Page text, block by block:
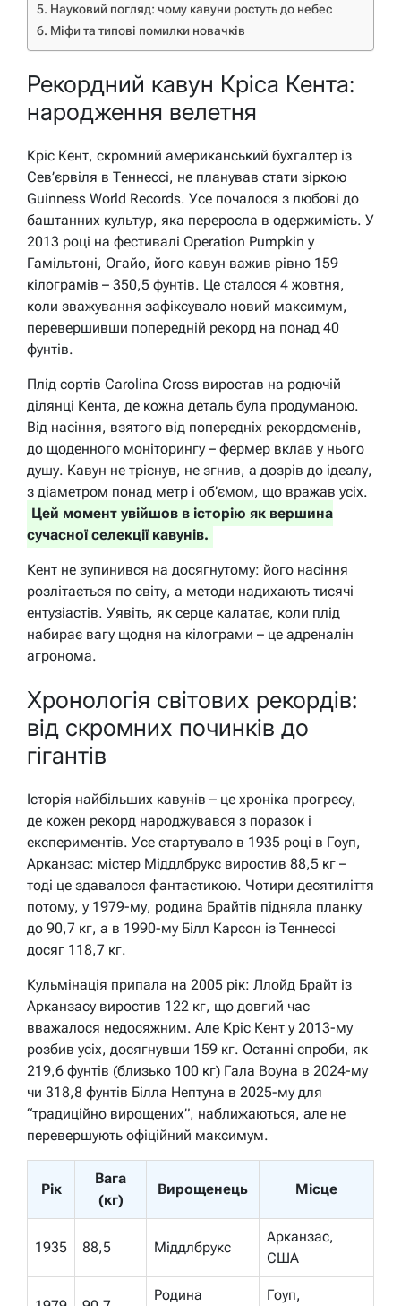
Науковий погляд: чому кавуни ростуть до небес
Міфи та типові помилки новачків
Рекордний кавун Кріса Кента:
народження велетня
Кріс Кент, скромний американський бухгалтер із
Сев’єрвіля в Теннессі, не планував стати зіркою
Guinness World Records. Усе почалося з любові до
баштанних культур, яка переросла в одержимість. У
2013 році на фестивалі Operation Pumpkin у
Гамільтоні, Огайо, його кавун важив рівно 159
кілограмів – 350,5 фунтів. Це сталося 4 жовтня,
коли зважування зафіксувало новий максимум,
перевершивши попередній рекорд на понад 40
фунтів.
Плід сортів Carolina Cross виростав на родючій
ділянці Кента, де кожна деталь була продуманою.
Від насіння, взятого від попередніх рекордсменів,
до щоденного моніторингу – фермер вклав у нього
душу. Кавун не тріснув, не згнив, а дозрів до ідеалу,
з діаметром понад метр і об’ємом, що вражав усіх.
Цей момент увійшов в історію як вершина
сучасної селекції кавунів.
Кент не зупинився на досягнутому: його насіння
розлітається по світу, а методи надихають тисячі
ентузіастів. Уявіть, як серце калатає, коли плід
набирає вагу щодня на кілограми – це адреналін
агронома.
Хронологія світових рекордів:
від скромних починків до
гігантів
Історія найбільших кавунів – це хроніка прогресу,
де кожен рекорд народжувався з поразок і
експериментів. Усе стартувало в 1935 році в Гоуп,
Арканзас: містер Міддлбрукс виростив 88,5 кг –
тоді це здавалося фантастикою. Чотири десятиліття
потому, у 1979-му, родина Брайтів підняла планку
до 90,7 кг, а в 1990-му Білл Карсон із Теннессі
досяг 118,7 кг.
Кульмінація припала на 2005 рік: Ллойд Брайт із
Арканзасу виростив 122 кг, що довгий час
вважалося недосяжним. Але Кріс Кент у 2013-му
розбив усіх, досягнувши 159 кг. Останні спроби, як
219,6 фунтів (близько 100 кг) Гала Воуна в 2024-му
чи 318,8 фунтів Білла Нептуна в 2025-му для
“традиційно вирощених”, наближаються, але не
перевершують офіційний максимум.
Рік
Вага
(кг)
Вирощенець Місце
1935 88,5 Міддлбрукс
Арканзас,
США
Родина Гоуп,